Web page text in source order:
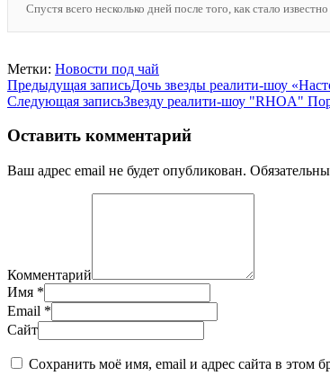
Спустя всего несколько дней после того, как стало
Метки: Новости под чай
Навигация
по
записям
Предыдущая записьДочь звезды реалити-шоу
Следующая записьЗвезду реалити-шоу "RHOA"
Оставить комментарий
Ваш адрес email не будет опубликован.
Комментарий
Имя *
Email *
Сайт
Сохранить моё имя, email и адрес сайта в этом